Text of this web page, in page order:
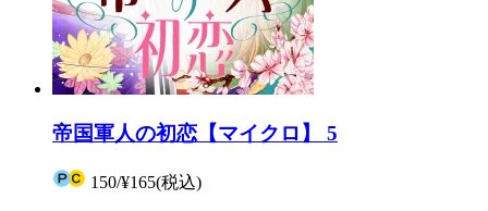
帝国軍人の初恋【マイクロ】 5
150/¥165(税込)